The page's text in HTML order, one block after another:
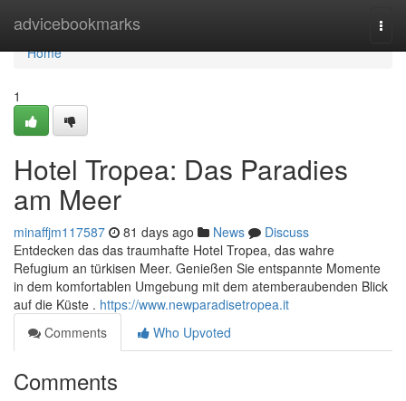
advicebookmarks
Home
Home
1
Hotel Tropea: Das Paradies
am Meer
minaffjm117587 81 days ago News
Discuss
Entdecken das das traumhafte Hotel Tropea, das wahre
Refugium an türkisen Meer. Genießen Sie entspannte Momente
in dem komfortablen Umgebung mit dem atemberaubenden Blick
auf die Küste . https://www.newparadisetropea.it
Comments
Who Upvoted
Comments